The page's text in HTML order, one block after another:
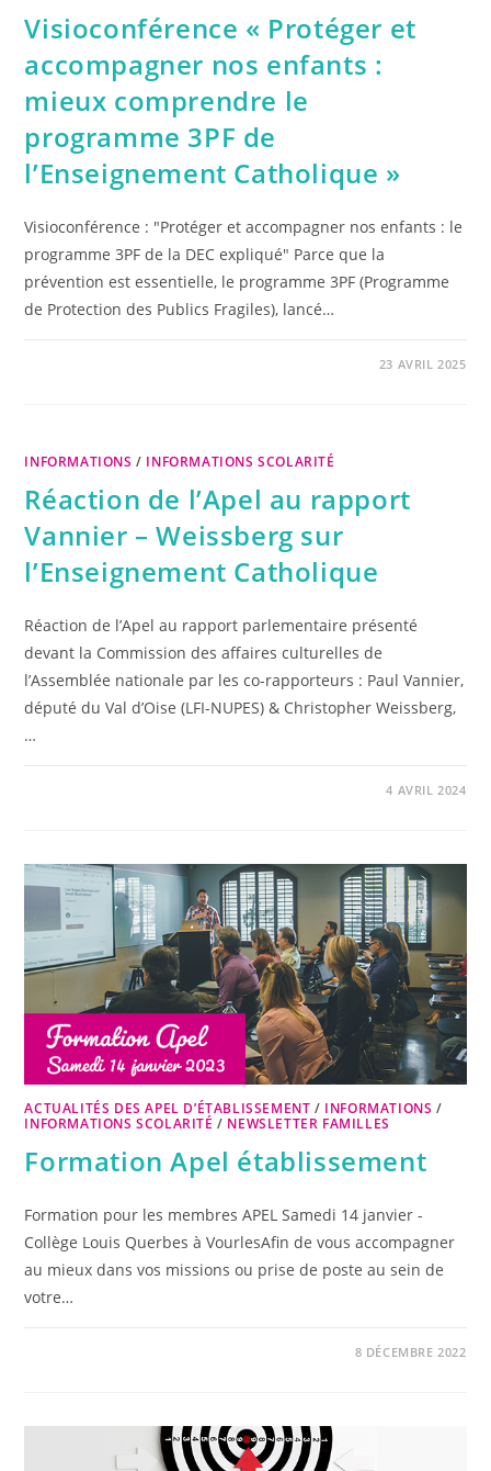
Visioconférence « Protéger et
accompagner nos enfants :
mieux comprendre le
programme 3PF de
l’Enseignement Catholique »
Visioconférence : "Protéger et accompagner nos enfants : le
programme 3PF de la DEC expliqué" Parce que la
prévention est essentielle, le programme 3PF (Programme
de Protection des Publics Fragiles), lancé…
23 AVRIL 2025
INFORMATIONS / INFORMATIONS SCOLARITÉ
Réaction de l’Apel au rapport
Vannier – Weissberg sur
l’Enseignement Catholique
Réaction de l’Apel au rapport parlementaire présenté
devant la Commission des affaires culturelles de
l’Assemblée nationale par les co-rapporteurs : Paul Vannier,
député du Val d’Oise (LFI-NUPES) & Christopher Weissberg,
…
4 AVRIL 2024
ACTUALITÉS DES APEL D’ÉTABLISSEMENT / INFORMATIONS /
INFORMATIONS SCOLARITÉ / NEWSLETTER FAMILLES
Formation Apel établissement
Formation pour les membres APEL Samedi 14 janvier -
Collège Louis Querbes à VourlesAfin de vous accompagner
au mieux dans vos missions ou prise de poste au sein de
votre…
8 DÉCEMBRE 2022